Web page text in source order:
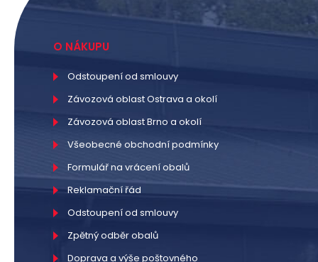
O NÁKUPU
Odstoupení od smlouvy
Závozová oblast Ostrava a okolí
Závozová oblast Brno a okolí
Všeobecné obchodní podmínky
Formulář na vrácení obalů
Reklamační řád
Odstoupení od smlouvy
Zpětný odběr obalů
Doprava a výše poštovného